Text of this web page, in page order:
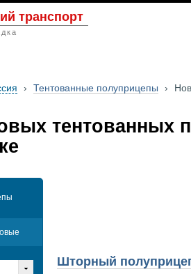
транспорт
› Тентованные полуприцепы ›
тентованных
Шторный